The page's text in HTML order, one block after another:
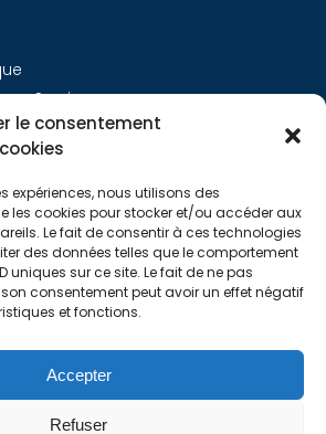
le consentement
expériences, nous utilisons des
les cookies pour stocker et/ou accéder aux
Le fait de consentir à ces technologies
des données telles que le comportement
uniques sur ce site. Le fait de ne pas
consentement peut avoir un effet négatif
et fonctions.
Accepter
Refuser
Services
(EU)